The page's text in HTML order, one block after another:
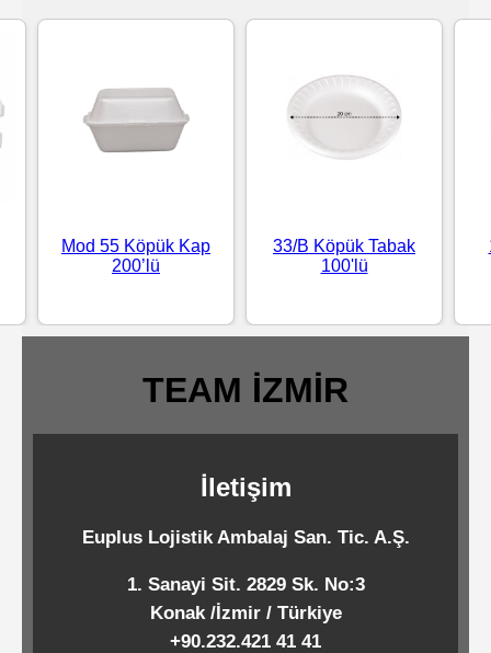
Mendiller
Standart
Mendiller
Pipetler
Ürünleri
Temizlik
Kimyasalları
Mod 55 Köpük Kap
200’lü
33/B Köpük Tabak
100'lü
TEAM İZMİR
İletişim
Euplus Lojistik Ambalaj San. Tic. A.Ş.
1. Sanayi Sit. 2829 Sk. No:3
Konak /İzmir / Türkiye
+90.232.421 41 41